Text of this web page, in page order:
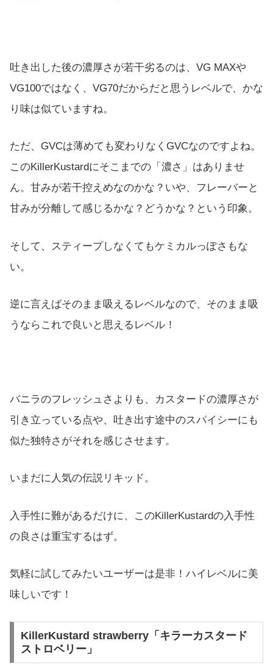
吐き出した後の濃厚さが若干劣るのは、VG MAXや
VG100ではなく、VG70だからだと思うレベルで、かな
り味は似ていますね。
ただ、GVCは薄めても変わりなくGVCなのですよね。
このKillerKustardにそこまでの「濃さ」はありませ
ん。甘みが若干控えめなのかな？いや、フレーバーと
甘みが分離して感じるかな？どうかな？という印象。
そして、スティープしなくてもケミカルっぽさもな
い。
逆に言えばそのまま吸えるレベルなので、そのまま吸
うならこれで良いと思えるレベル！
バニラのフレッシュさよりも、カスタードの濃厚さが
引き立っている点や、吐き出す途中のスパイシーにも
似た独特さがそれを感じさせます。
いまだに人気の伝説リキッド。
入手性に難があるだけに、このKillerKustardの入手性
の良さは重宝するはず。
気軽に試してみたいユーザーは是非！ハイレベルに美
味しいです！
KillerKustard strawberry「キラーカスタード
ストロベリー」